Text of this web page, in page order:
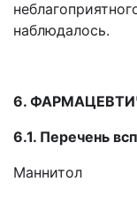
наблюдалось.
6.
6.1. Перечень
Маннитол